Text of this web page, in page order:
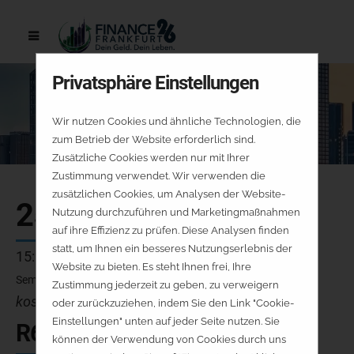
25.09.
15:00 - 15:45 Uhr
Seminarraum 6
kostenfrei - keine Platzreservierung
R6-V7-FR
Privatsphäre Einstellungen
Wir nutzen Cookies und ähnliche Technologien, die
zum Betrieb der Website erforderlich sind.
Zusätzliche Cookies werden nur mit Ihrer
Zustimmung verwendet. Wir verwenden die
zusätzlichen Cookies, um Analysen der Website-
Nutzung durchzuführen und Marketingmaßnahmen
auf ihre Effizienz zu prüfen. Diese Analysen finden
statt, um Ihnen ein besseres Nutzungserlebnis der
Website zu bieten. Es steht Ihnen frei, Ihre
Zustimmung jederzeit zu geben, zu verweigern
oder zurückzuziehen, indem Sie den Link "Cookie-
Einstellungen" unten auf jeder Seite nutzen. Sie
können der Verwendung von Cookies durch uns